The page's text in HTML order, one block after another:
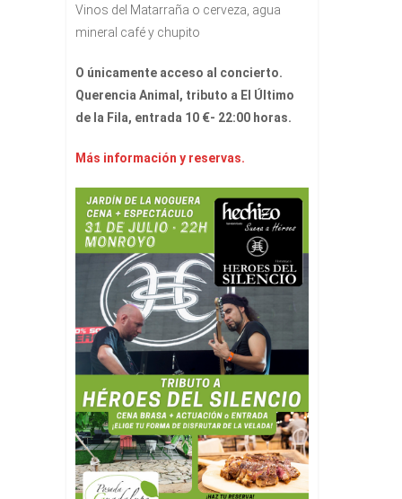
Vinos del Matarraña o cerveza, agua
mineral café y chupito
O únicamente acceso al concierto.
Querencia Animal, tributo a El Último
de la Fila, entrada 10 €- 22:00 horas.
Más información y reservas.